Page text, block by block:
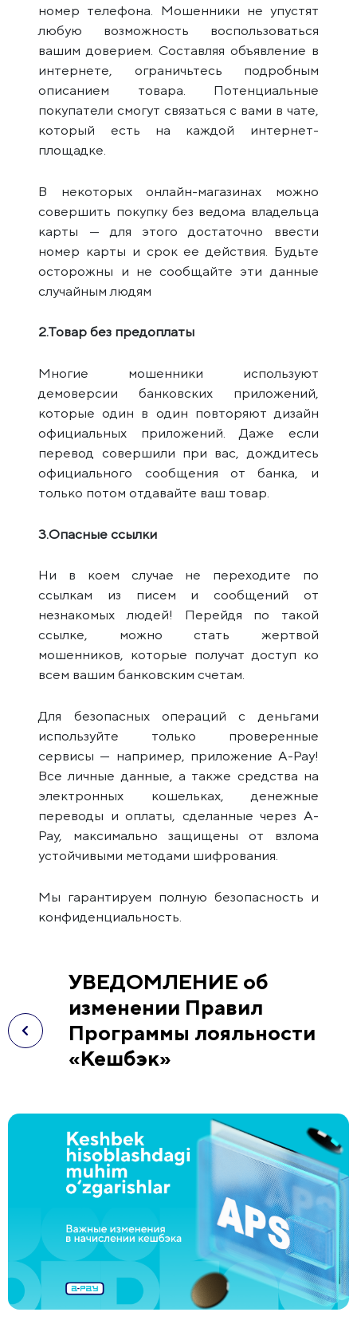
номер телефона. Мошенники не упустят
любую возможность воспользоваться
вашим доверием. Составляя объявление в
интернете, ограничьтесь подробным
описанием товара. Потенциальные
покупатели смогут связаться с вами в чате,
который есть на каждой интернет-
площадке.
В некоторых онлайн-магазинах можно
совершить покупку без ведома владельца
карты — для этого достаточно ввести
номер карты и срок ее действия. Будьте
осторожны и не сообщайте эти данные
случайным людям
2.Товар без предоплаты
Многие мошенники используют
демоверсии банковских приложений,
которые один в один повторяют дизайн
официальных приложений. Даже если
перевод совершили при вас, дождитесь
официального сообщения от банка, и
только потом отдавайте ваш товар.
3.Опасные ссылки
Ни в коем случае не переходите по
ссылкам из писем и сообщений от
незнакомых людей! Перейдя по такой
ссылке, можно стать жертвой
мошенников, которые получат доступ ко
всем вашим банковским счетам.
Для безопасных операций с деньгами
используйте только проверенные
сервисы — например, приложение A-Pay!
Все личные данные, а также средства на
электронных кошельках, денежные
переводы и оплаты, сделанные через A-
Pay, максимально защищены от взлома
устойчивыми методами шифрования.
Мы гарантируем полную безопасность и
конфиденциальность.
УВЕДОМЛЕНИЕ об
изменении Правил
Программы лояльности
«Кешбэк»